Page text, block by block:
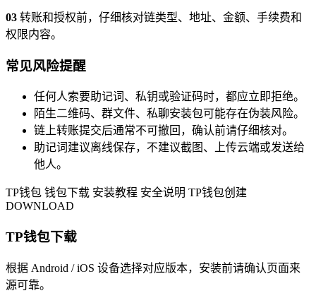
03 转账和授权前，仔细核对链类型、地址、金额、手续费和
权限内容。
常见风险提醒
任何人索要助记词、私钥或验证码时，都应立即拒绝。
陌生二维码、群文件、私聊安装包可能存在伪装风险。
链上转账提交后通常不可撤回，确认前请仔细核对。
助记词建议离线保存，不建议截图、上传云端或发送给
他人。
TP钱包 钱包下载 安装教程 安全说明 TP钱包创建
DOWNLOAD
TP钱包下载
根据 Android / iOS 设备选择对应版本，安装前请确认页面来
源可靠。